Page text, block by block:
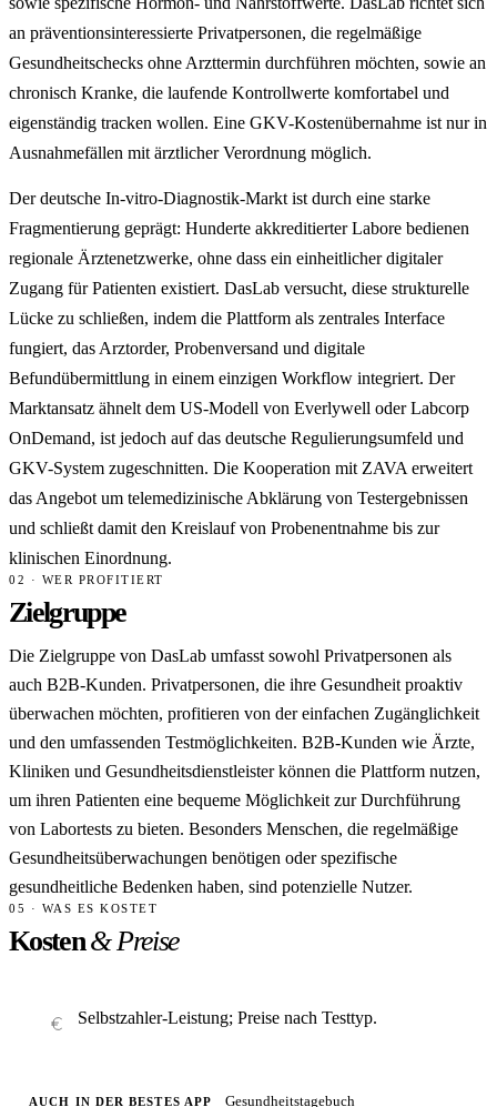
an präventionsinteressierte Privatpersonen, die regelmäßige
Gesundheitschecks ohne Arzttermin durchführen möchten, sowie an
chronisch Kranke, die laufende Kontrollwerte komfortabel und
eigenständig tracken wollen. Eine GKV-Kostenübernahme ist nur in
Ausnahmefällen mit ärztlicher Verordnung möglich.
Der deutsche In-vitro-Diagnostik-Markt ist durch eine starke
Fragmentierung geprägt: Hunderte akkreditierter Labore bedienen
regionale Ärztenetzwerke, ohne dass ein einheitlicher digitaler
Zugang für Patienten existiert. DasLab versucht, diese strukturelle
Lücke zu schließen, indem die Plattform als zentrales Interface
fungiert, das Arztorder, Probenversand und digitale
Befundübermittlung in einem einzigen Workflow integriert. Der
Marktansatz ähnelt dem US-Modell von Everlywell oder Labcorp
OnDemand, ist jedoch auf das deutsche Regulierungsumfeld und
GKV-System zugeschnitten. Die Kooperation mit ZAVA erweitert
das Angebot um telemedizinische Abklärung von Testergebnissen
und schließt damit den Kreislauf von Probenentnahme bis zur
klinischen Einordnung.
02 · WER PROFITIERT
Zielgruppe
Die Zielgruppe von DasLab umfasst sowohl Privatpersonen als
auch B2B-Kunden. Privatpersonen, die ihre Gesundheit proaktiv
überwachen möchten, profitieren von der einfachen Zugänglichkeit
und den umfassenden Testmöglichkeiten. B2B-Kunden wie Ärzte,
Kliniken und Gesundheitsdienstleister können die Plattform nutzen,
um ihren Patienten eine bequeme Möglichkeit zur Durchführung
von Labortests zu bieten. Besonders Menschen, die regelmäßige
Gesundheitsüberwachungen benötigen oder spezifische
gesundheitliche Bedenken haben, sind potenzielle Nutzer.
05 · WAS ES KOSTET
Kosten& Preise
Selbstzahler-Leistung; Preise nach Testtyp.
AUCH IN DER BESTES APP Gesundheitstagebuch